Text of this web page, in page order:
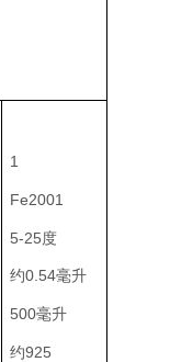
1
Fe2001
5-25度
约0.54毫升
500毫升
约925